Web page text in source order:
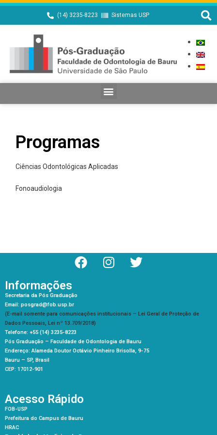
(14) 3235-8223 Sistemas USP
Programas
Ciências Odontológicas Aplicadas
Fonoaudiologia
Informações
Secretaria da Pós Graduação
Email: posgrad@fob.usp.br
(E-mail somente para comunicações institucionais – Lei Geral de Proteção de
Dados Pessoais, Lei nº 13.709/2018)
Telefone: +55 (14) 3235-8223
Pós Graduação – Faculdade de Odontologia de Bauru
Endereço: Alameda Doutor Octávio Pinheiro Brisolla, 9-75
Bauru – SP, Brasil
CEP: 17012-901
Acesso Rápido
FOB-USP
Prefeitura do Campus de Bauru
HRAC